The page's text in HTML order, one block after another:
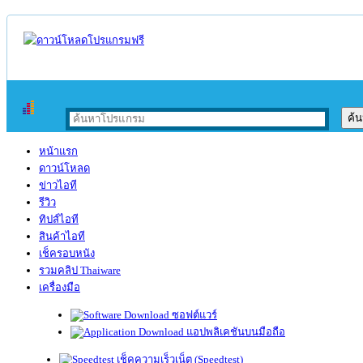
หน้าแรก
ดาวน์โหลด
ข่าวไอที
รีวิว
ทิปส์ไอที
สินค้าไอที
เช็ครอบหนัง
รวมคลิป Thaiware
เครื่องมือ
ซอฟต์แวร์
แอปพลิเคชันบนมือถือ
เช็คความเร็วเน็ต (Speedtest)